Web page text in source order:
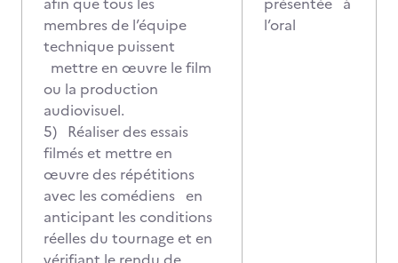
membres de l’équipe
technique puissent
mettre en œuvre le film
ou la production
audiovisuel.
5) Réaliser des essais
filmés et mettre en
œuvre des répétitions
avec les comédiens en
anticipant les conditions
réelles du tournage et en
l’oral